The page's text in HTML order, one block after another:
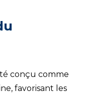
conçu comme
favorisant les